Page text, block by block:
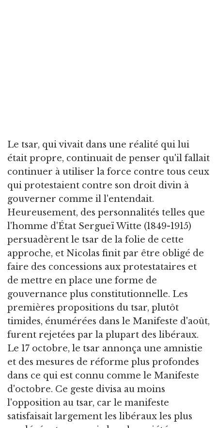
Le tsar, qui vivait dans une réalité qui lui
était propre, continuait de penser qu'il fallait
continuer à utiliser la force contre tous ceux
qui protestaient contre son droit divin à
gouverner comme il l'entendait.
Heureusement, des personnalités telles que
l'homme d'État Sergueï Witte (1849-1915)
persuadèrent le tsar de la folie de cette
approche, et Nicolas finit par être obligé de
faire des concessions aux protestataires et
de mettre en place une forme de
gouvernance plus constitutionnelle. Les
premières propositions du tsar, plutôt
timides, énumérées dans le Manifeste d'août,
furent rejetées par la plupart des libéraux.
Le 17 octobre, le tsar annonça une amnistie
et des mesures de réforme plus profondes
dans ce qui est connu comme le Manifeste
d'octobre. Ce geste divisa au moins
l'opposition au tsar, car le manifeste
satisfaisait largement les libéraux les plus